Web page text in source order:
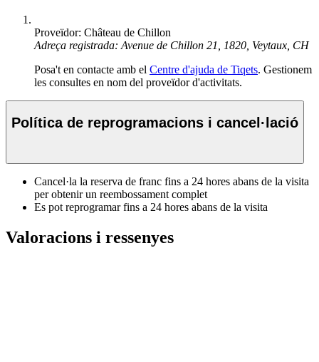
Proveïdor: Château de Chillon
Adreça registrada: Avenue de Chillon 21, 1820, Veytaux, CH
Posa't en contacte amb el Centre d'ajuda de Tiqets. Gestionem
les consultes en nom del proveïdor d'activitats.
Política de reprogramacions i cancel·lació
Cancel·la la reserva de franc fins a 24 hores abans de la visita
per obtenir un reembossament complet
Es pot reprogramar fins a 24 hores abans de la visita
Valoracions i ressenyes